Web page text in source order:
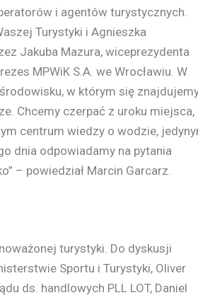
i agentów turystycznych.
Turystyki i Agnieszka
Jakuba Mazura, wiceprezydenta
MPWiK S.A. we Wrocławiu. W
w którym się
Chcemy czerpać z uroku miejsca,
centrum wiedzy o wodzie,
dnia odpowiadamy na pytania
– powiedział Marcin Garcarz.
turystyki. Do dyskusji
Sportu i Turystyki, Oliver
ds. handlowych PLL LOT, Daniel